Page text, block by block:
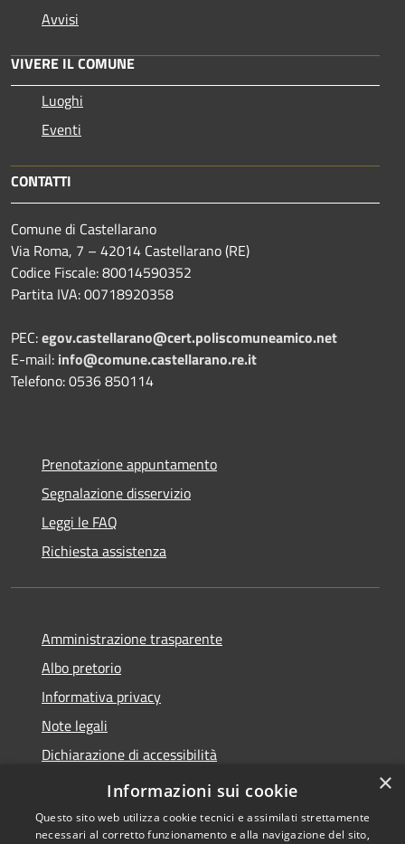
Avvisi
VIVERE IL COMUNE
Luoghi
Eventi
CONTATTI
Comune di Castellarano
Via Roma, 7 – 42014 Castellarano (RE)
Codice Fiscale: 80014590352
Partita IVA: 00718920358
PEC:egov.castellarano@cert.poliscomuneamico.net
E-mail: info@comune.castellarano.re.it
Telefono: 0536 850114
Prenotazione appuntamento
Segnalazione disservizio
Leggi le FAQ
Richiesta assistenza
Amministrazione trasparente
Albo pretorio
Informativa privacy
Note legali
Dichiarazione di accessibilità
Piano di miglioramento del sito
×
Informazioni sui cookie
Questo sito web utilizza cookie tecnici e assimilati strettamente
necessari al corretto funzionamento e alla navigazione del sito,